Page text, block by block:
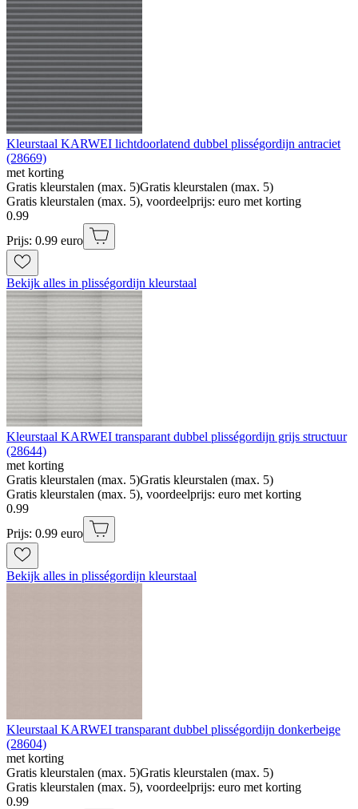
Kleurstaal KARWEI lichtdoorlatend dubbel plisségordijn antraciet
(28669)
met korting
Gratis kleurstalen (max. 5)Gratis kleurstalen (max. 5)
Gratis kleurstalen (max. 5), voordeelprijs: euro met korting
0.99
Prijs: 0.99 euro
Bekijk alles in plisségordijn kleurstaal
Kleurstaal KARWEI transparant dubbel plisségordijn grijs structuur
(28644)
met korting
Gratis kleurstalen (max. 5)Gratis kleurstalen (max. 5)
Gratis kleurstalen (max. 5), voordeelprijs: euro met korting
0.99
Prijs: 0.99 euro
Bekijk alles in plisségordijn kleurstaal
Kleurstaal KARWEI transparant dubbel plisségordijn donkerbeige
(28604)
met korting
Gratis kleurstalen (max. 5)Gratis kleurstalen (max. 5)
Gratis kleurstalen (max. 5), voordeelprijs: euro met korting
0.99